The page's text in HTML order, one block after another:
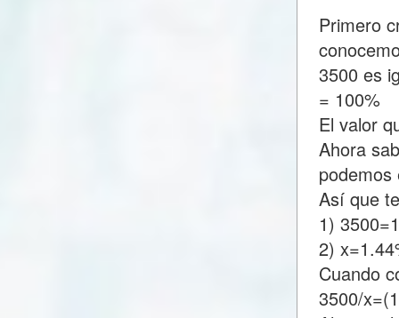
Primero
3500 es
= 100%
El valor
Ahora
Así que
1)
2)
Cuando
3500/